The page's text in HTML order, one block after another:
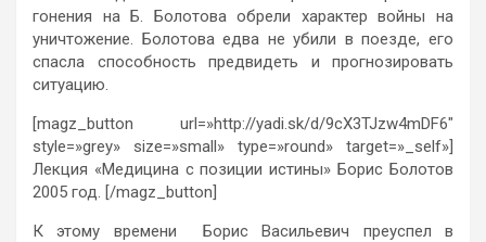
гонения на Б. Болотова обрели характер войны на
уничтожение. Болотова едва не убили в поезде, его
спасла способность предвидеть и прогнозировать
ситуацию.
[magz_button url=»http://yadi.sk/d/9cX3TJzw4mDF6″
style=»grey» size=»small» type=»round» target=»_self»]
Лекция «Медицина с позиции истины» Борис Болотов
2005 год. [/magz_button]
К этому времени Борис Васильевич преуспел в